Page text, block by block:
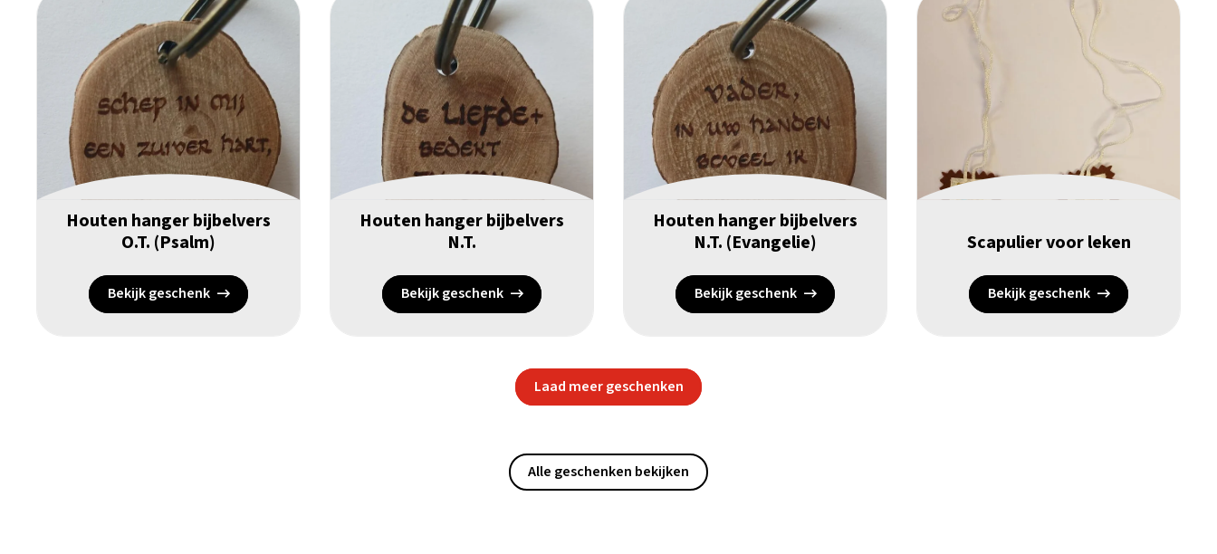
Houten hanger bijbelvers
O.T. (Psalm)
Bekijk geschenk
Houten hanger bijbelvers
N.T.
Bekijk geschenk
Houten hanger bijbelvers
N.T. (Evangelie)
Bekijk geschenk
Scapulier voor leken
Bekijk geschenk
Laad meer geschenken
Alle geschenken bekijken